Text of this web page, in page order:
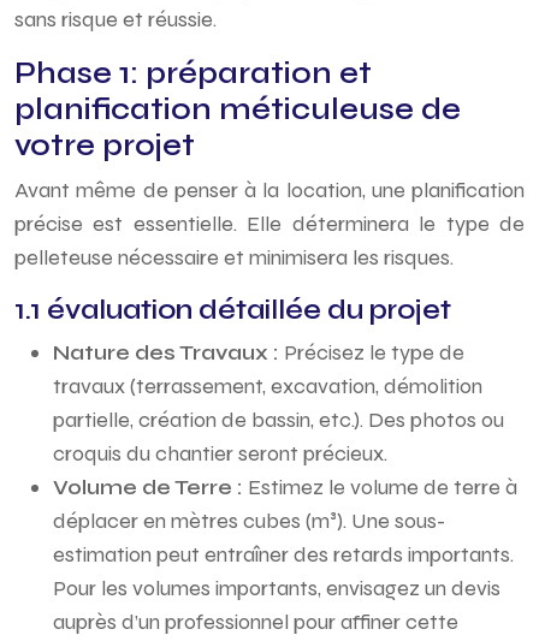
sans risque et réussie.
Phase 1: préparation et
planification méticuleuse de
votre projet
Avant même de penser à la location, une planification
précise est essentielle. Elle déterminera le type de
pelleteuse nécessaire et minimisera les risques.
1.1 évaluation détaillée du projet
Nature des Travaux : Précisez le type de
travaux (terrassement, excavation, démolition
partielle, création de bassin, etc.). Des photos ou
croquis du chantier seront précieux.
Volume de Terre : Estimez le volume de terre à
déplacer en mètres cubes (m³). Une sous-
estimation peut entraîner des retards importants.
Pour les volumes importants, envisagez un devis
auprès d’un professionnel pour affiner cette